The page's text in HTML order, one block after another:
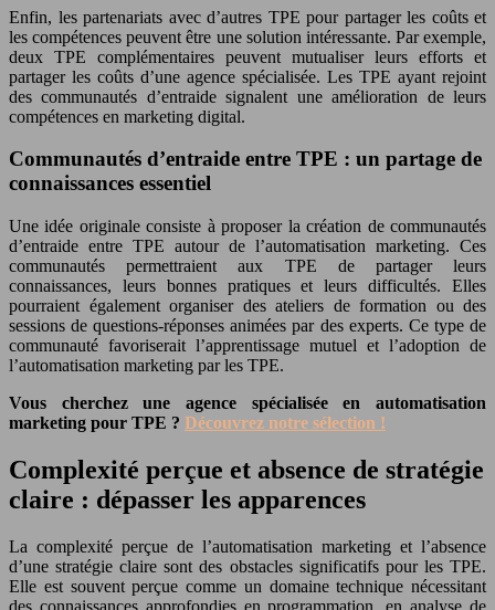
Enfin, les partenariats avec d’autres TPE pour partager les coûts et
les compétences peuvent être une solution intéressante. Par exemple,
deux TPE complémentaires peuvent mutualiser leurs efforts et
partager les coûts d’une agence spécialisée. Les TPE ayant rejoint
des communautés d’entraide signalent une amélioration de leurs
compétences en marketing digital.
Communautés d’entraide entre TPE : un partage de
connaissances essentiel
Une idée originale consiste à proposer la création de communautés
d’entraide entre TPE autour de l’automatisation marketing. Ces
communautés permettraient aux TPE de partager leurs
connaissances, leurs bonnes pratiques et leurs difficultés. Elles
pourraient également organiser des ateliers de formation ou des
sessions de questions-réponses animées par des experts. Ce type de
communauté favoriserait l’apprentissage mutuel et l’adoption de
l’automatisation marketing par les TPE.
Vous cherchez une agence spécialisée en automatisation
marketing pour TPE ? Découvrez notre sélection !
Complexité perçue et absence de stratégie
claire : dépasser les apparences
La complexité perçue de l’automatisation marketing et l’absence
d’une stratégie claire sont des obstacles significatifs pour les TPE.
Elle est souvent perçue comme un domaine technique nécessitant
des connaissances approfondies en programmation, en analyse de